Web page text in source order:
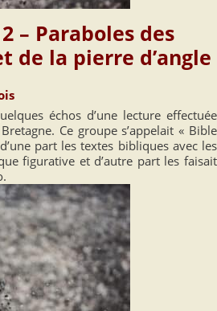
– Paraboles des
de la pierre d’angle
échos d’une lecture effectuée
Ce groupe s’appelait « Bible
part les textes bibliques avec les
figurative et d’autre part les faisait